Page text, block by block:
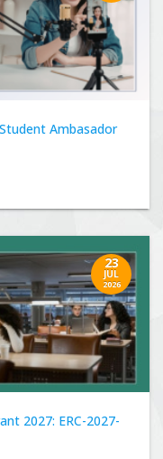
Ambasador
23
JUL
2026
2027: ERC-2027-